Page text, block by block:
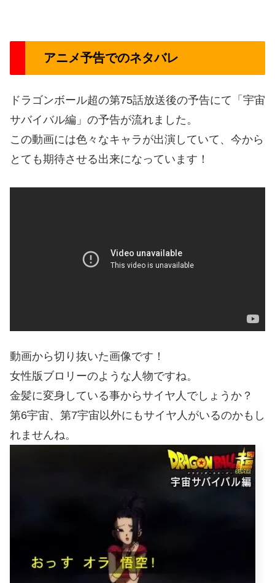
アニメ予告でのネタバレ
ドラゴンボール超の第75話放送後の予告にて「宇宙
サバイバル編」の予告が流れました。
この動画には色々なキャラが出演していて、今から
とても期待させる出来になっています！
動画から切り抜いた画像です！
女性版ブロリーのような人物ですね。
金髪に変身している事からサイヤ人でしょうか？
第6宇宙、第7宇宙以外にもサイヤ人がいるのかもし
れませんね。